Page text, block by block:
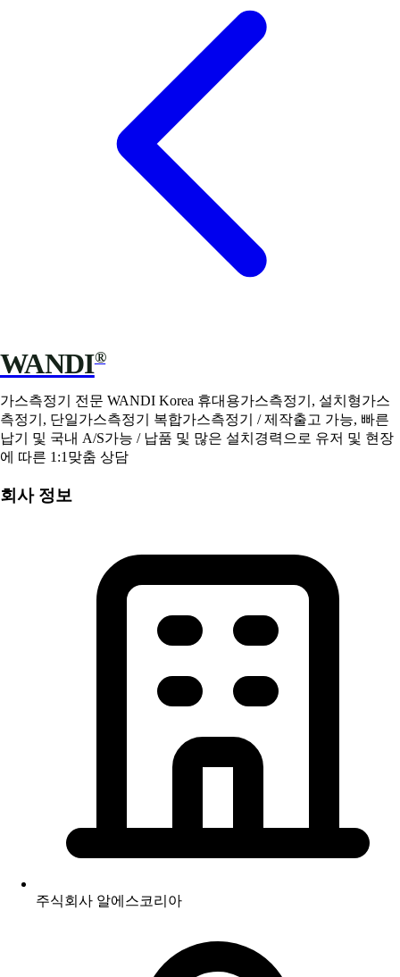
WANDI®
가스측정기 전문 WANDI Korea 휴대용가스측정기, 설치형가스
측정기, 단일가스측정기 복합가스측정기 / 제작출고 가능, 빠른
납기 및 국내 A/S가능 / 납품 및 많은 설치경력으로 유저 및 현장
에 따른 1:1맞춤 상담
회사 정보
주식회사 알에스코리아